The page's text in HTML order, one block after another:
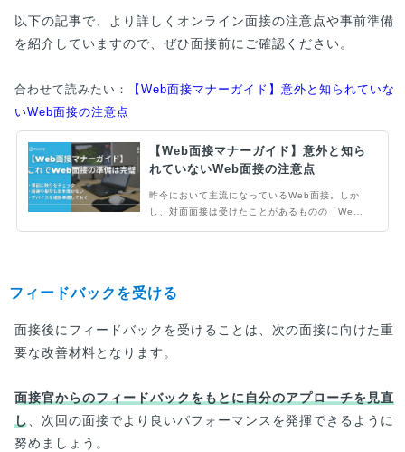
以下の記事で、より詳しくオンライン面接の注意点や事前準備
を紹介していますので、ぜひ面接前にご確認ください。
合わせて読みたい：
【Web面接マナーガイド】意外と知られていな
いWeb面接の注意点
【Web面接マナーガイド】意外と知ら
れていないWeb面接の注意点
昨今において主流になっているWeb面接。しか
し、対面面接は受けたことがあるものの「Web
す。
フィードバックを受ける
面接後にフィードバックを受けることは、次の面接に向けた重
要な改善材料となります。
面接官からのフィードバックをもとに自分のアプローチを見直
し
、次回の面接でより良いパフォーマンスを発揮できるように
努めましょう。